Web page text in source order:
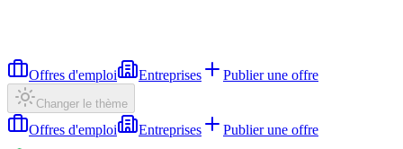
Offres d'emploi Entreprises Publier une offre
Changer le thème
Offres d'emploi Entreprises Publier une offre